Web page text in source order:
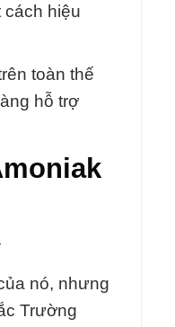
cách hiệu
toàn thế
hỗ trợ
nó, nhưng
Trường